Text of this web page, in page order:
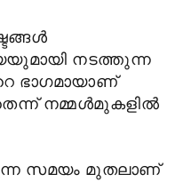
നടത്തുന്ന
ഭാഗമായാണ്
നമ്മള്മുകളില്
സമയം മുതലാണ്